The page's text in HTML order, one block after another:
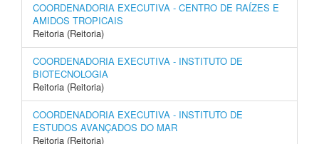
COORDENADORIA EXECUTIVA - CENTRO DE RAÍZES E
AMIDOS TROPICAIS
Reitoria (Reitoria)
COORDENADORIA EXECUTIVA - INSTITUTO DE
BIOTECNOLOGIA
Reitoria (Reitoria)
COORDENADORIA EXECUTIVA - INSTITUTO DE
ESTUDOS AVANÇADOS DO MAR
Reitoria (Reitoria)